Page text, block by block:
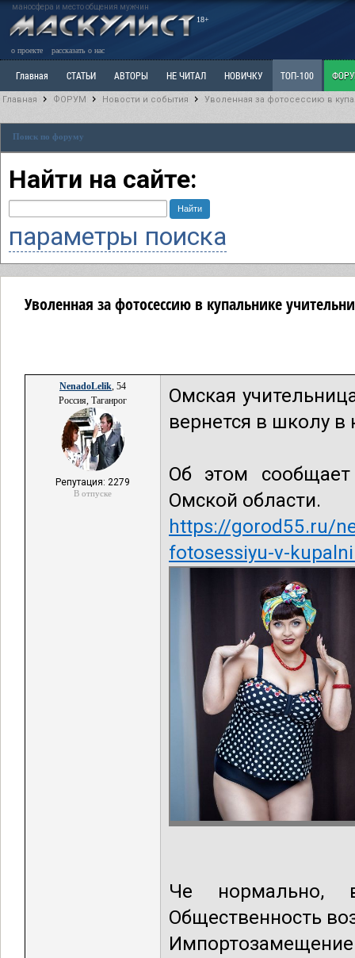
маносфера и место общения мужчин
18+
о проекте рассказать о нас
Главная СТАТЬИ АВТОРЫ НЕ ЧИТАЛ НОВИЧКУ ТОП-100
Ветка: Наболевшее. Выскажись!
РАЗДЕЛ: Разное
Главная ФОРУМ Новости и события Уволенная за фотосессию в
Поиск по форуму
Найти на сайте:
параметры поиска
Уволенная за фотосессию в купальнике
NenadoLelik, 54
Россия, Таганрог
Репутация: 2279
В отпуске
Омская
вернется в школу в
Об этом сообщает
Омской области.
https://gorod55.ru/
fotosessiyu-v-
Че нормально,
Общественность